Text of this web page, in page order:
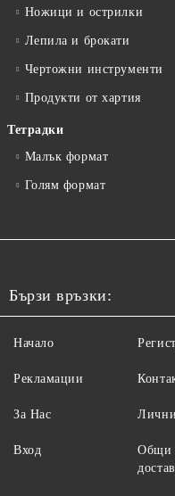
Ножици и острилки
Лепила и брокати
Чертожни инструменти
Продукти от хартия
Тетрадки
Малък формат
Голям формат
Бързи връзки:
Начало
Рекламации
За Нас
Вход
Общи